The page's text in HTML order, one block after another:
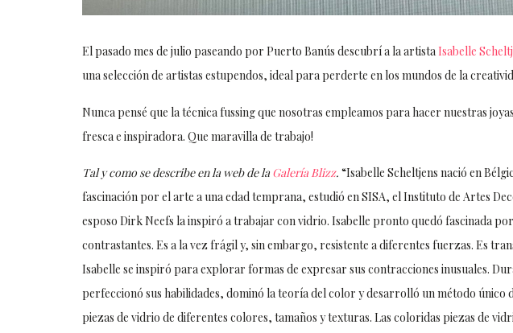
El pasado mes de julio paseando por Puerto Banús descubrí a la artista Isabelle
una selección de artistas estupendos, ideal para perderte en los mundos de la
Nunca pensé que la técnica fussing que nosotras empleamos para hacer nuestras
fresca e inspiradora. Que maravilla de trabajo!
Tal y como se describe en la web de la Galería Blizz. “Isabelle Scheltjens nació en
fascinación por el arte a una edad temprana, estudió en SISA, el Instituto de Artes
esposo Dirk Neefs la inspiró a trabajar con vidrio. Isabelle pronto quedó fascinada
contrastantes. Es a la vez frágil y, sin embargo, resistente a diferentes fuerzas. Es
Isabelle se inspiró para explorar formas de expresar sus contracciones inusuales.
perfeccionó sus habilidades, dominó la teoría del color y desarrolló un método
piezas de vidrio de diferentes colores, tamaños y texturas. Las coloridas piezas de